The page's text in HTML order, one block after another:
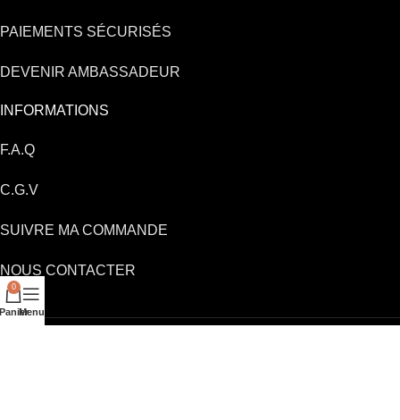
PAIEMENTS SÉCURISÉS
DEVENIR AMBASSADEUR
INFORMATIONS
F.A.Q
C.G.V
SUIVRE MA COMMANDE
NOUS CONTACTER
0
Menu